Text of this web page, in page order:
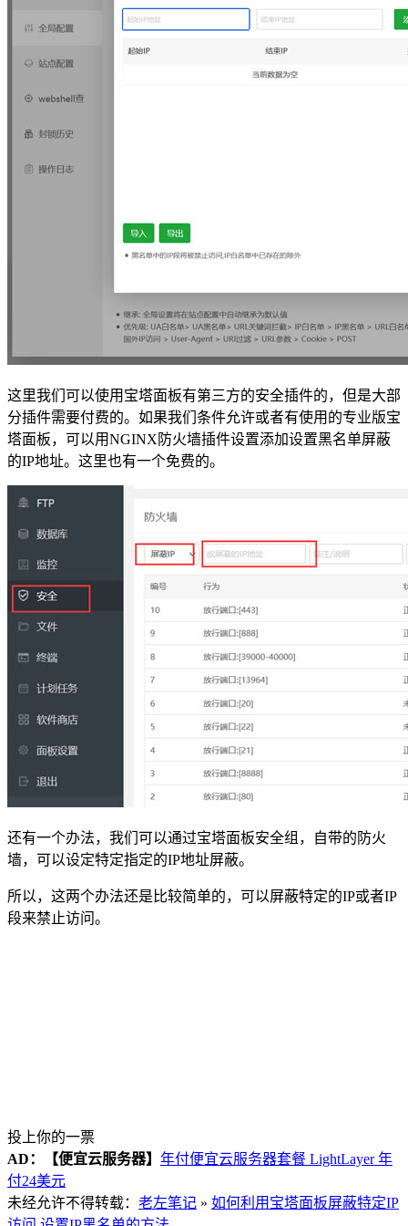
这里我们可以使用宝塔面板有第三方的安全插件的，但是大部
分插件需要付费的。如果我们条件允许或者有使用的专业版宝
塔面板，可以用NGINX防火墙插件设置添加设置黑名单屏蔽
的IP地址。这里也有一个免费的。
还有一个办法，我们可以通过宝塔面板安全组，自带的防火
墙，可以设定特定指定的IP地址屏蔽。
所以，这两个办法还是比较简单的，可以屏蔽特定的IP或者IP
段来禁止访问。
投上你的一票
AD：
【便宜云服务器】 年付便宜云服务器套餐 LightLayer 年
付24美元
未经允许不得转载： 老左笔记 » 如何利用宝塔面板屏蔽特定IP